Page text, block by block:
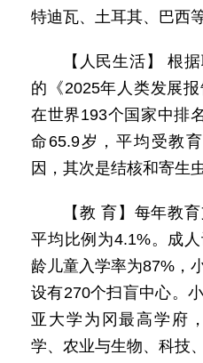
特迪瓦、土耳其、巴西等
【人民生活】 根
的《2025年人类发展
在世界193个国家中排
命65.9岁，平均受教
因，其次是结核和寄生虫
【教 育】每年教
平均比例为4.1%。成
龄儿童入学率为87%，
设有270个扫盲中心。
亚大学为冈最高学府
学、农业与生物、科技